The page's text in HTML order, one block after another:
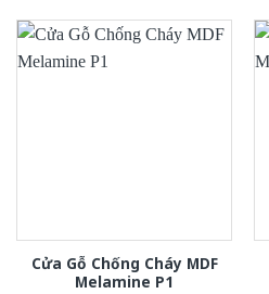
Cửa Gỗ Chống Cháy MDF
Melamine P1